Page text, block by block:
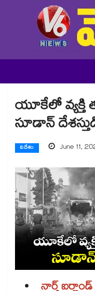
యూకేలో వ్యక్తి
సూడాన్
విదేశం June 11,